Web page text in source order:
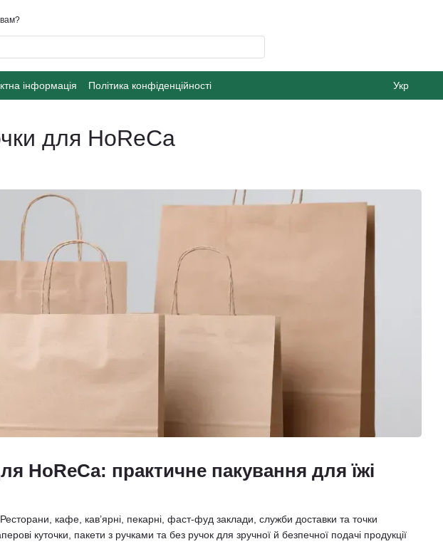
інформація
Політика конфіденційності
Укр
для HoReCa
HoReCa: практичне пакування для їжі
кафе, кав’ярні, пекарні, фаст-фуд заклади, служби доставки та точки
куточки, пакети з ручками та без ручок для зручної й безпечної подачі продукції